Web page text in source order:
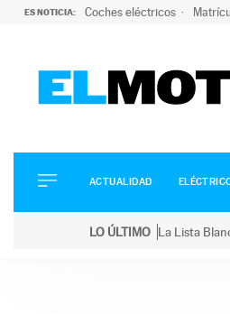
ES NOTICIA: Coches eléctricos
ELÉCTRICOS
CONDUCIR
ACTUALIDAD
LO ÚLTIMO La Lista